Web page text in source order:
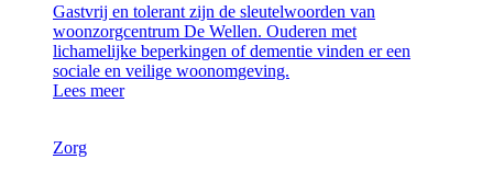
Gastvrij en tolerant zijn de sleutelwoorden van
woonzorgcentrum De Wellen. Ouderen met
lichamelijke beperkingen of dementie vinden er een
sociale en veilige woonomgeving.
Lees meer
Zorg